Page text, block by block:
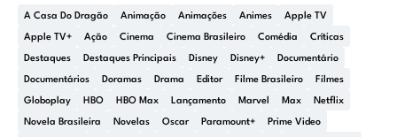
A Casa Do Dragão Animação Animações Animes Apple TV
Apple TV+ Ação Cinema Cinema Brasileiro Comédia Críticas
Destaques Destaques Principais Disney Disney+ Documentário
Documentários Doramas Drama Editor Filme Brasileiro Filmes
Globoplay HBO HBO Max Lançamento Marvel Max Netflix
Novela Brasileira Novelas Oscar Paramount+ Prime Video